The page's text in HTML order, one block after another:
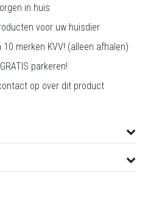
in huis
voor uw huisdier
merken KVV! (alleen afhalen)
parkeren!
op over dit product